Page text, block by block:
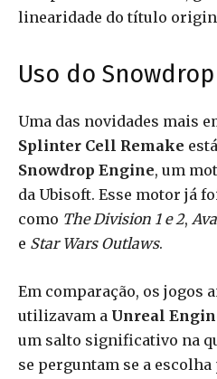
linearidade do título
Uso do
Uma das novidades mais
Splinter Cell Remake
Snowdrop Engine, um
da Ubisoft. Esse motor já
como The Division 1 e 2,
e Star Wars Outlaws.
Em comparação, os jogos
utilizavam a Unreal
um salto significativo na
se perguntam se a